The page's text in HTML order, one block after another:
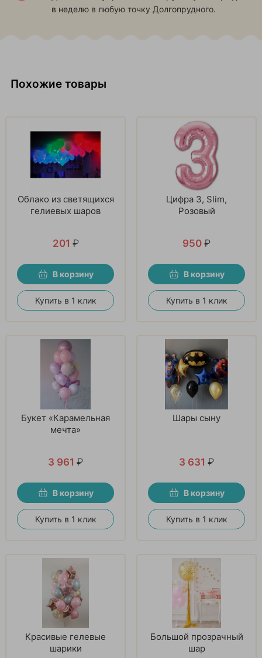
в неделю в любую точку Долгопрудного.
Похожие товары
Облако из светящихся
гелиевых шаров
201 ₽
В корзину
Купить в 1 клик
Цифра 3, Slim,
Розовый
950 ₽
В корзину
Купить в 1 клик
Букет «Карамельная
мечта»
3 961 ₽
В корзину
Купить в 1 клик
Шары сыну
3 631 ₽
В корзину
Купить в 1 клик
Красивые гелевые
шарики
Большой прозрачный
шар